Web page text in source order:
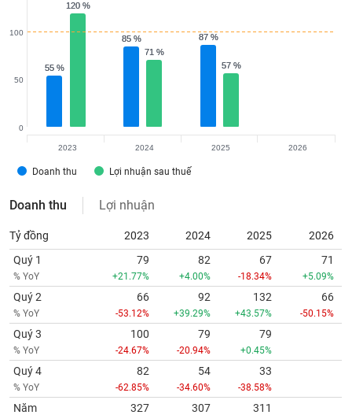
55 %
55 %
85 %
85 % 87 %
87 %
120 %
120 %
71 %
71 %
57 %
57 %
Doanh thu Lợi nhuận sau thuế
0
50
100
2023 2024 2025 2026
Doanh thu Lợi nhuận
Tỷ đồng 2023 2024 2025
2026
Quý 1
% YoY
79
+21.77%
82
+4.00%
67
-18.34%
71
+5.09%
Quý 2
% YoY
66
-53.12%
92
+39.29%
132
+43.57%
66
-50.15%
Quý 3
% YoY
100
-24.67%
79
-20.94%
79
+0.45%
Quý 4
% YoY
82
-62.85%
54
-34.60%
33
-38.58%
Năm 327 307 311